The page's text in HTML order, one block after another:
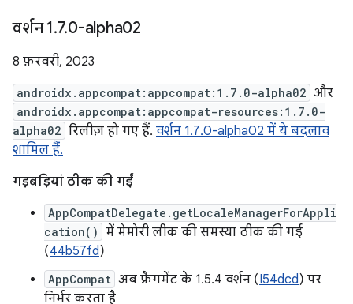
वर्शन 1.7.0-alpha02
8 फ़रवरी, 2023
androidx.appcompat:appcompat:1.7.0-alpha02 और
androidx.appcompat:appcompat-resources:1.7.0-
alpha02 रिलीज़ हो गए हैं. वर्शन 1.7.0-alpha02 में ये बदलाव
शामिल हैं.
गड़बड़ियां ठीक की गईं
AppCompatDelegate.getLocaleManagerForAppli
cation() में मेमोरी लीक की समस्या ठीक की गई
(44b57fd)
AppCompat अब फ़्रैगमेंट के 1.5.4 वर्शन (I54dcd) पर
निर्भर करता है